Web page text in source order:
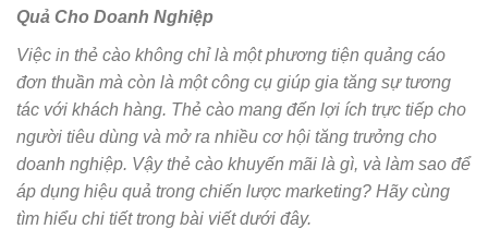
Quả Cho Doanh Nghiệp
Việc in thẻ cào không chỉ là một phương tiện quảng cáo
đơn thuần mà còn là một công cụ giúp gia tăng sự tương
tác với khách hàng. Thẻ cào mang đến lợi ích trực tiếp cho
người tiêu dùng và mở ra nhiều cơ hội tăng trưởng cho
doanh nghiệp. Vậy thẻ cào khuyến mãi là gì, và làm sao để
áp dụng hiệu quả trong chiến lược marketing? Hãy cùng
tìm hiểu chi tiết trong bài viết dưới đây.